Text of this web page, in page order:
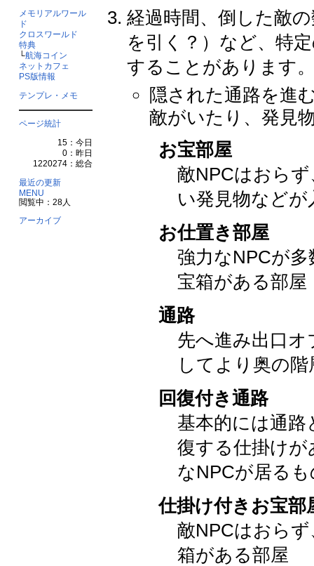
メモリアルワール
ド
クロスワールド
特典
└航海コイン
ネットカフェ
PS版情報
テンプレ・メモ
ページ統計
15：今日
0：昨日
1220274：総合
最近の更新
MENU
閲覧中：28人
アーカイブ
経過時間、倒した敵
を引く？）など、特
することがあります
隠された通路を進
敵がいたり、発見
お宝部屋
敵NPCはおら
い発見物など
お仕置き部屋
強力なNPCが
宝箱がある部屋
通路
先へ進み出口
してより奥の
回復付き通路
基本的には通路
復する仕掛け
なNPCが居る
仕掛け付きお宝部
敵NPCはおら
箱がある部屋